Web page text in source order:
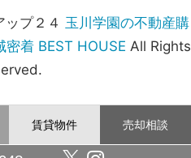
賃貸物件 売却相談
プ２４ 玉川学園の不動産購
密着 BEST HOUSE All Rights